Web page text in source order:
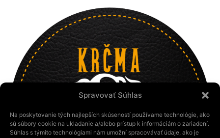
Spravovať Súhlas
Na poskytovanie tých najlepších skúseností používame technológie, ako
sú súbory cookie na ukladanie a/alebo prístup k informáciám o zariadení.
Súhlas s týmito technológiami nám umožní spracovávať údaje, ako je